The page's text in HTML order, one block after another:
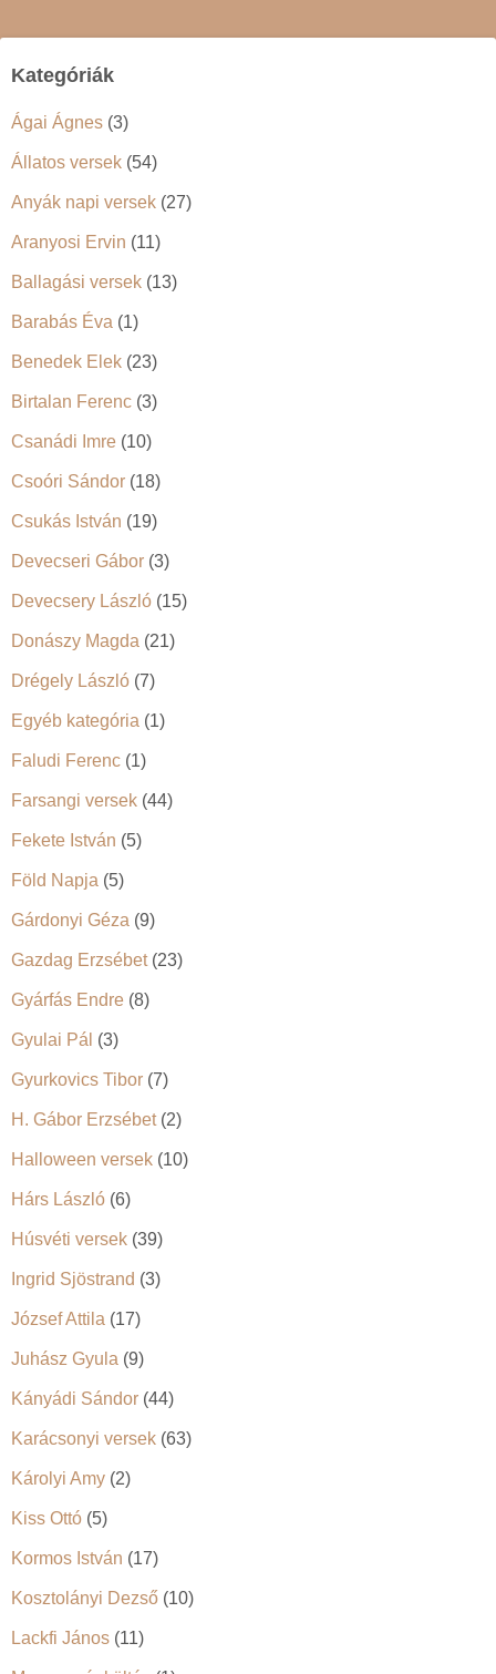
Kategóriák
Ágai Ágnes (3)
Állatos versek (54)
Anyák napi versek (27)
Aranyosi Ervin (11)
Ballagási versek (13)
Barabás Éva (1)
Benedek Elek (23)
Birtalan Ferenc (3)
Csanádi Imre (10)
Csoóri Sándor (18)
Csukás István (19)
Devecseri Gábor (3)
Devecsery László (15)
Donászy Magda (21)
Drégely László (7)
Egyéb kategória (1)
Faludi Ferenc (1)
Farsangi versek (44)
Fekete István (5)
Föld Napja (5)
Gárdonyi Géza (9)
Gazdag Erzsébet(23)
Gyárfás Endre (8)
Gyulai Pál (3)
Gyurkovics Tibor (7)
H. Gábor Erzsébet(2)
Halloween versek (10)
Hárs László (6)
Húsvéti versek (39)
Ingrid Sjöstrand (3)
József Attila (17)
Juhász Gyula (9)
Kányádi Sándor (44)
Karácsonyi versek (63)
Károlyi Amy (2)
Kiss Ottó (5)
Kormos István (17)
Kosztolányi Dezső (10)
Lackfi János (11)